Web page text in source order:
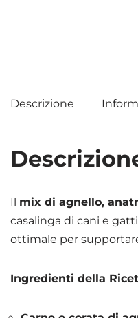
Descrizione
Il mix di agnello,
casalinga di cani e
ottimale per
Ingredienti della